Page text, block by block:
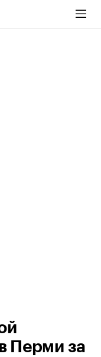
Перми за